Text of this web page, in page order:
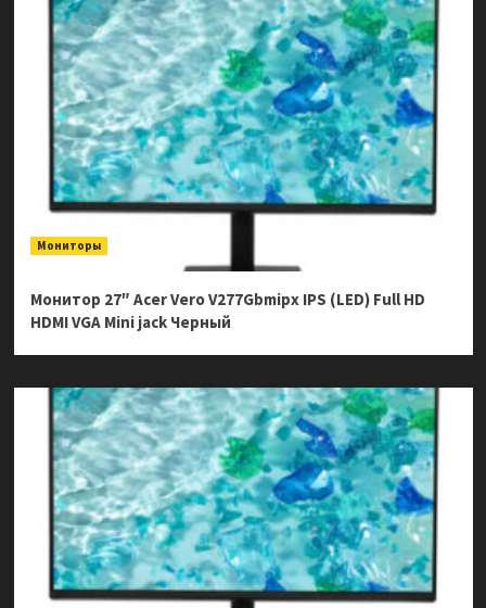
Мониторы
Монитор 27″ Acer Vero V277Gbmipx IPS (LED) Full HD
HDMI VGA Mini jack Черный